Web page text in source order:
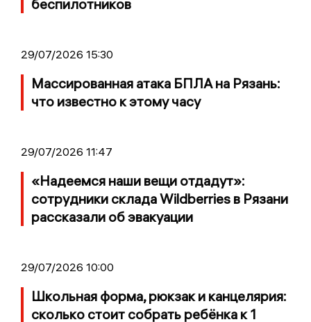
беспилотников
29/07/2026 15:30
Массированная атака БПЛА на Рязань:
что известно к этому часу
29/07/2026 11:47
«Надеемся наши вещи отдадут»:
сотрудники склада Wildberries в Рязани
рассказали об эвакуации
29/07/2026 10:00
Школьная форма, рюкзак и канцелярия:
сколько стоит собрать ребёнка к 1